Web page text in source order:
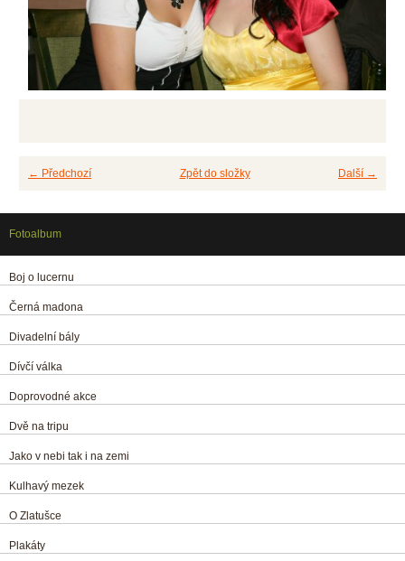
← Předchozí Další →
Zpět do složky
Fotoalbum
Boj o lucernu
Černá madona
Divadelní bály
Dívčí válka
Doprovodné akce
Dvě na tripu
Jako v nebi tak i na zemi
Kulhavý mezek
O Zlatušce
Plakáty